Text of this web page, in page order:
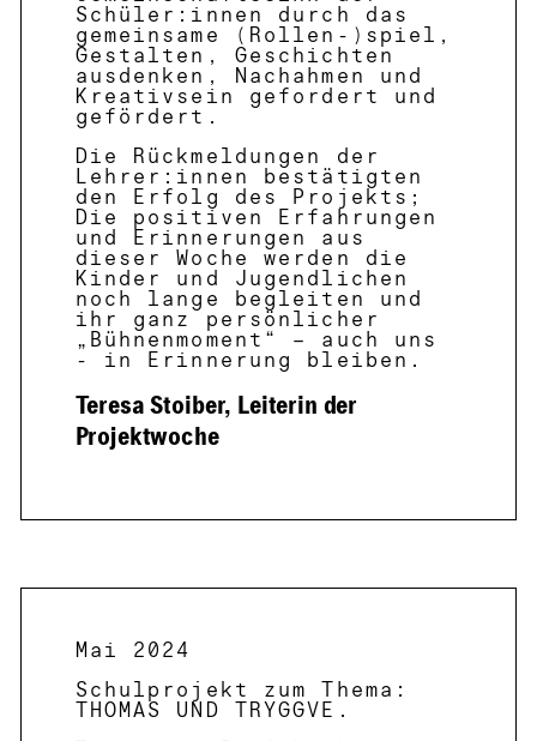
Schüler:innen durch das
gemeinsame (Rollen-)spiel,
Gestalten, Geschichten
ausdenken, Nachahmen und
Kreativsein gefordert und
gefördert.
Die Rückmeldungen der
Lehrer:innen bestätigten
den Erfolg des Projekts;
Die positiven Erfahrungen
und Erinnerungen aus
dieser Woche werden die
Kinder und Jugendlichen
noch lange begleiten und
ihr ganz persönlicher
„Bühnenmoment“ – auch uns
- in Erinnerung bleiben.
Teresa Stoiber, Leiterin der
Projektwoche
Mai 2024
Schulprojekt zum Thema:
THOMAS UND TRYGGVE .